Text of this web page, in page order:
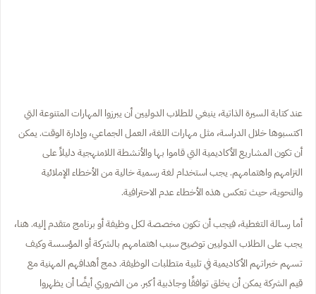
عند كتابة السيرة الذاتية، ينبغي للطلاب الدوليين أن يبرزوا المهارات المتنوعة التي
اكتسبوها خلال الدراسة، مثل مهارات اللغة، العمل الجماعي، وإدارة الوقت. يمكن
أن تكون المشاريع الأكاديمية التي قاموا بها والأنشطة اللامنهجية دليلاً على
التزامهم واهتمامهم. يجب استخدام لغة رسمية خالية من الأخطاء الإملائية
والنحوية، حيث تعكس هذه الأخطاء عدم الاحترافية.
أما رسالة التغطية، فيجب أن تكون مخصصة لكل وظيفة أو برنامج متقدم إليه. هنا،
يجب على الطلاب الدوليين توضيح سبب اهتمامهم بالشركة أو المؤسسة وكيف
تسهم خبراتهم الأكاديمية في تلبية متطلبات الوظيفة. دمج أهدافهم المهنية مع
قيم الشركة يمكن أن يخلق توافقًا وجاذبية أكبر. من الضروري أيضًا أن يظهروا